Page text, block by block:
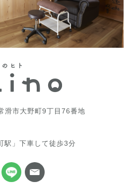
滑市大野町9丁目76番地
駅」下車して徒歩3分